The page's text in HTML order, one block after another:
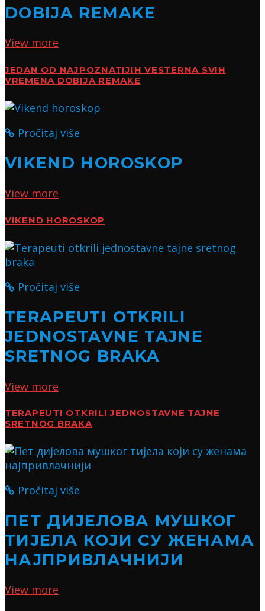
DOBIJA REMAKE
View more
JEDAN OD NAJPOZNATIJIH VESTERNA SVIH
VREMENA DOBIJA REMAKE
Pročitaj više
VIKEND HOROSKOP
View more
VIKEND HOROSKOP
Pročitaj više
TERAPEUTI OTKRILI
JEDNOSTAVNE TAJNE
SRETNOG BRAKA
View more
TERAPEUTI OTKRILI JEDNOSTAVNE TAJNE
SRETNOG BRAKA
Pročitaj više
ПЕТ ДИЈЕЛОВА МУШКОГ
ТИЈЕЛА КОЈИ СУ ЖЕНАМА
НАЈПРИВЛАЧНИЈИ
View more